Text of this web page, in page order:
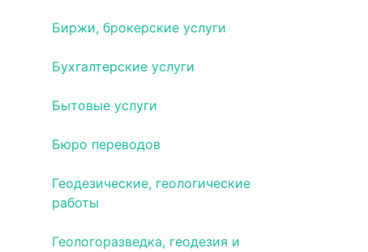
Биржи, брокерские услуги
Бухгалтерские услуги
Бытовые услуги
Бюро переводов
Геодезические, геологические
работы
Геологоразведка, геодезия и